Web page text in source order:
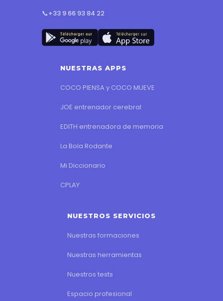
📞+33 9 66 93 84 22
NUESTRAS APPS
COCO PIENSA y COCO MUEVE
JOE entrenador cerebral
EDITH entrenadora de memoria
La Bola Rodante
Mi Diccionario
CPLAY
NUESTROS SERVICIOS
Nuestras formaciones
Nuestras herramientas
Nuestros tests
Espacio profesional